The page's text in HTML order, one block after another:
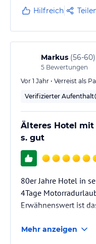
Preisliche passt
Frühstücksbüffet
Halbpension mit
lecker
Sehr nette Besitzer
Hilfreich
Markus (56-60)
5 Bewertungen
Vor 1 Jahr • Verreist als
Verifizierter Aufenthalt
Älteres Hotel mit
s. gut
80er Jahre Hotel in
4Tage
Erwähnenswert ist
Mehr anzeigen